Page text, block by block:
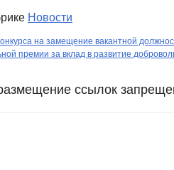
Новости
на замещение вакантной
премии за вклад в развитие
ссылок